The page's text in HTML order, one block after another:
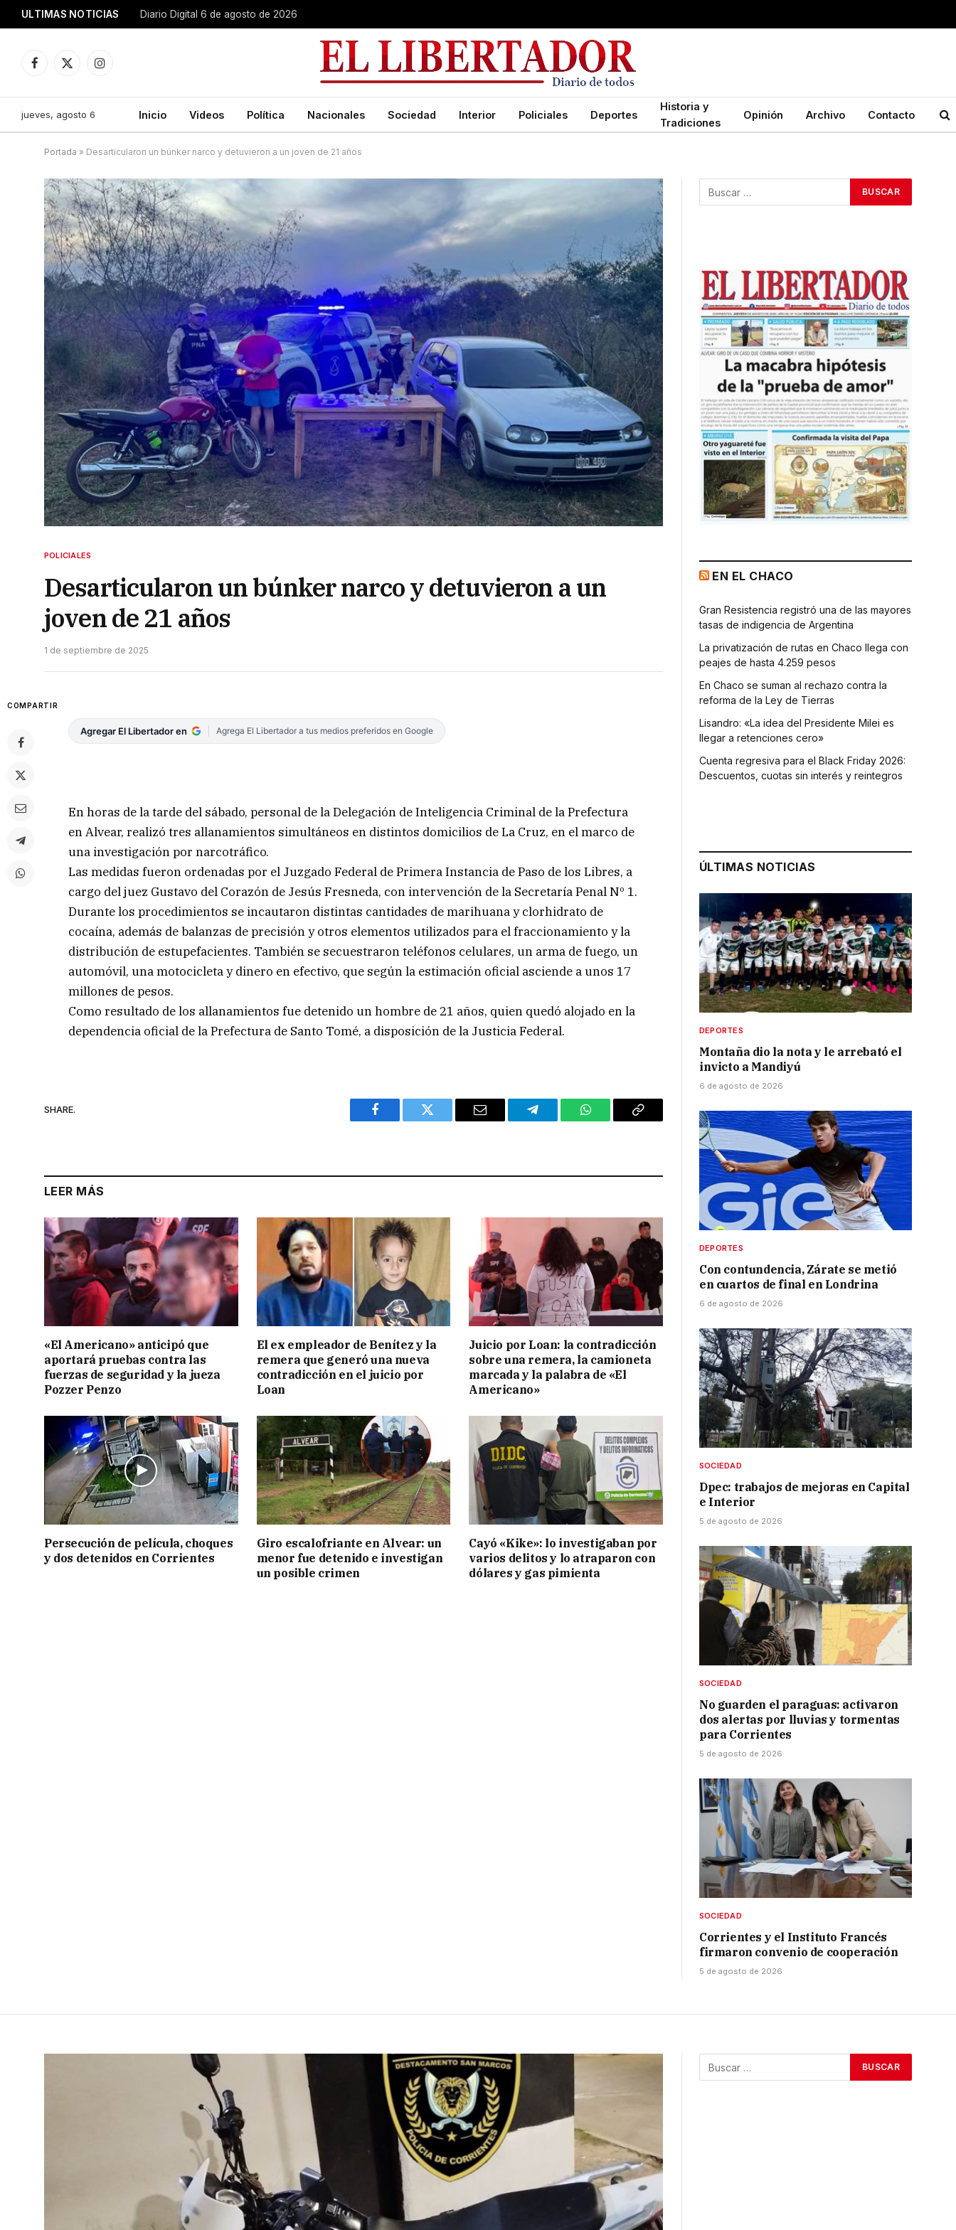
ULTIMAS NOTICIAS Diario Digital 6 de agosto de 2026
Facebook
X
Instagram
jueves, agosto 6 Inicio Videos Política Nacionales Sociedad Interior Policiales Deportes
Historia y
Tradiciones
Opinión Archivo Contacto
Portada » Desarticularon un búnker narco y detuvieron a un joven de 21 años
POLICIALES
Desarticularon un búnker narco y detuvieron a un
joven de 21 años
1 de septiembre de 2025
COMPARTIR
Agregar El Libertador en Agrega El Libertador a tus medios preferidos en Google
En horas de la tarde del sábado, personal de la Delegación de Inteligencia Criminal de la Prefectura
en Alvear, realizó tres allanamientos simultáneos en distintos domicilios de La Cruz, en el marco de
una investigación por narcotráfico.
Las medidas fueron ordenadas por el Juzgado Federal de Primera Instancia de Paso de los Libres, a
cargo del juez Gustavo del Corazón de Jesús Fresneda, con intervención de la Secretaría Penal Nº 1.
Durante los procedimientos se incautaron distintas cantidades de marihuana y clorhidrato de
cocaína, además de balanzas de precisión y otros elementos utilizados para el fraccionamiento y la
distribución de estupefacientes. También se secuestraron teléfonos celulares, un arma de fuego, un
automóvil, una motocicleta y dinero en efectivo, que según la estimación oficial asciende a unos 17
millones de pesos.
Como resultado de los allanamientos fue detenido un hombre de 21 años, quien quedó alojado en la
dependencia oficial de la Prefectura de Santo Tomé, a disposición de la Justicia Federal.
SHARE.
Facebook Twitter Email Telegram WhatsAppCopy
LEER MÁS
«El Americano» anticipó que
aportará pruebas contra las
fuerzas de seguridad y la jueza
Pozzer Penzo
El ex empleador de Benítez y la
remera que generó una nueva
contradicción en el juicio por
Loan
Juicio por Loan: la contradicción
sobre una remera, la camioneta
marcada y la palabra de «El
Americano»
Persecución de película, choques
y dos detenidos en Corrientes
Giro escalofriante en Alvear: un
menor fue detenido e investigan
un posible crimen
Cayó «Kike»: lo investigaban por
varios delitos y lo atraparon con
dólares y gas pimienta
EN EL CHACO
Gran Resistencia registró una de las mayores
tasas de indigencia de Argentina
La privatización de rutas en Chaco llega con
peajes de hasta 4.259 pesos
En Chaco se suman al rechazo contra la
reforma de la Ley de Tierras
Lisandro: «La idea del Presidente Milei es
llegar a retenciones cero»
Cuenta regresiva para el Black Friday 2026:
Descuentos, cuotas sin interés y reintegros
ÚLTIMAS NOTICIAS
DEPORTES
Montaña dio la nota y le arrebató el
invicto a Mandiyú
6 de agosto de 2026
DEPORTES
Con contundencia, Zárate se metió
en cuartos de final en Londrina
6 de agosto de 2026
SOCIEDAD
Dpec: trabajos de mejoras en Capital
e Interior
5 de agosto de 2026
SOCIEDAD
No guarden el paraguas: activaron
dos alertas por lluvias y tormentas
para Corrientes
5 de agosto de 2026
SOCIEDAD
Corrientes y el Instituto Francés
firmaron convenio de cooperación
5 de agosto de 2026